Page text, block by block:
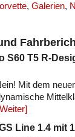
, Galerien,
S60 T5 R-
Mit dem
Line 1.4 mit